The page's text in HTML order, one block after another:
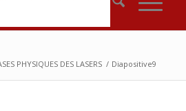
PHYSIQUES DES LASERS / Diapositive9